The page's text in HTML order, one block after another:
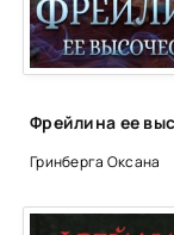
Гринберга Оксана